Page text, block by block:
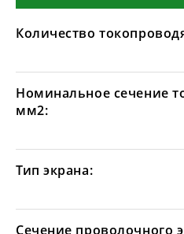
Количество
Номинальное сечение
мм2:
Тип экрана:
Сечение проволочного